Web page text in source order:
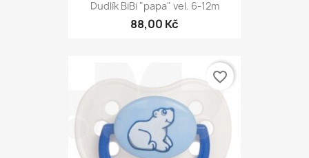
Dudlík BiBi "papa" vel. 6-12m
88,00 Kč
favorite_border